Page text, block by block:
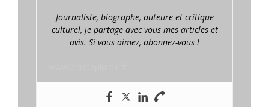
Journaliste, biographe, auteure et critique
culturel, je partage avec vous mes articles et
avis. Si vous aimez, abonnez-vous !